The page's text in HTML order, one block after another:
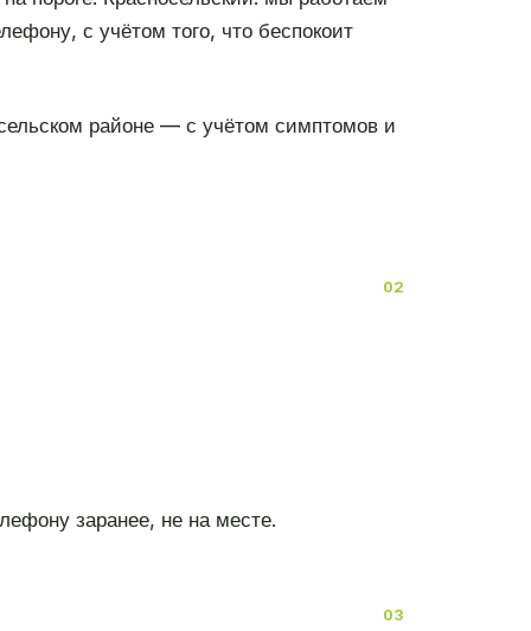
с учётом того, что беспокоит
районе — с учётом симптомов и
заранее, не на месте.